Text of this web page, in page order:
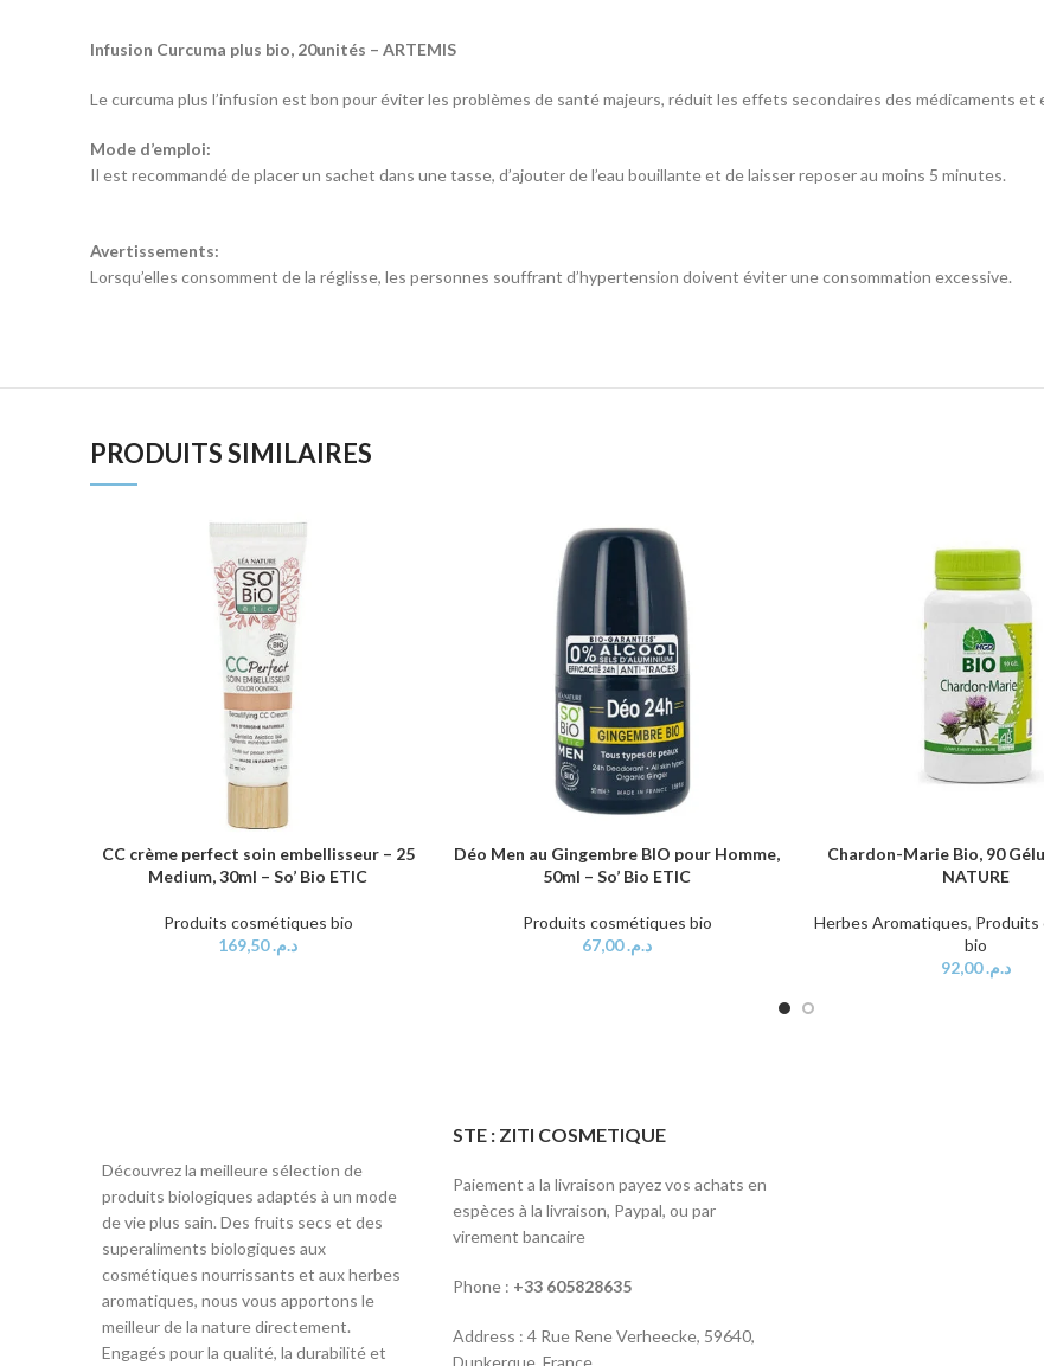
Infusion Curcuma plus bio, 20unités – ARTEMIS
Le curcuma plus l’infusion est bon pour éviter les problèmes de santé majeurs, réduit les effets secondaires des médicaments
Mode d’emploi:
Il est recommandé de placer un sachet dans une tasse, d’ajouter de l’eau bouillante et de laisser reposer au moins 5 minutes.
Avertissements:
Lorsqu’elles consomment de la réglisse, les personnes souffrant d’hypertension doivent éviter une consommation excessive.
PRODUITS SIMILAIRES
AJOUTER AU PANIER
CC crème perfect soin embellisseur – 25
Medium, 30ml – So’ Bio ETIC
Produits cosmétiques bio
د.م.169,50
AJOUTER AU PANIER
Déo Men au Gingembre BIO pour Homme,
50ml – So’ Bio ETIC
Produits cosmétiques bio
د.م.67,00
AJOUTER AU PANIER
Chardon-Marie Bio, 90
NATURE
Herbes Aromatiques, Produits
bio
د.م.92,00
Découvrez la meilleure sélection de
produits biologiques adaptés à un mode
de vie plus sain. Des fruits secs et des
superaliments biologiques aux
cosmétiques nourrissants et aux herbes
aromatiques, nous vous apportons le
meilleur de la nature directement.
Engagés pour la qualité, la durabilité et
STE : ZITI COSMETIQUE
Paiement a la livraison payez vos achats en
espèces à la livraison, Paypal, ou par
virement bancaire
Phone : +33 605828635
Address : 4 Rue Rene Verheecke, 59640,
Dunkerque, France